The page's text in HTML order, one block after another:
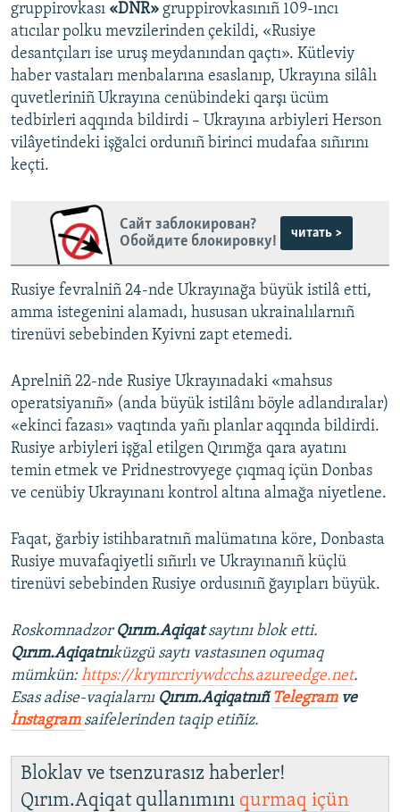
gruppirovkası «DNR» gruppirovkasınıñ 109-ıncı
atıcılar polku mevzilerinden çekildi, «Rusiye
desantçıları ise uruş meydanından qaçtı». Kütleviy
haber vastaları menbalarına esaslanıp, Ukrayına silâlı
quvetleriniñ Ukrayına cenübindeki qarşı ücüm
tedbirleri aqqında bildirdi – Ukrayına arbiyleri Herson
vilâyetindeki işğalci ordunıñ birinci mudafaa sıñırını
keçti.
Сайт заблокирован?
Обойдите блокировку!
читать >
Rusiye fevralniñ 24-nde Ukrayınağa büyük istilâ etti,
amma istegenini alamadı, hususan ukrainalılarnıñ
tirenüvi sebebinden Kyivni zapt etemedi.
Aprelniñ 22-nde Rusiye Ukrayınadaki «mahsus
operatsiyanıñ» (anda büyük istilânı böyle adlandıralar)
«ekinci fazası» vaqtında yañı planlar aqqında bildirdi.
Rusiye arbiyleri işğal etilgen Qırımğa qara ayatını
temin etmek ve Pridnestrovyege çıqmaq içün Donbas
ve cenübiy Ukrayınanı kontrol altına almağa niyetlene.
Faqat, ğarbiy istihbaratnıñ malümatına köre, Donbasta
Rusiye muvafaqiyetli sıñırlı ve Ukrayınanıñ küçlü
tirenüvi sebebinden Rusiye ordusınıñ ğayıpları büyük.
Roskomnadzor Qırım.Aqiqatsaytını blok etti.
Qırım.Aqiqatnıküzgü saytı vastasınen oqumaq
mümkün:https://krymrcriywdcchs.azureedge.net.
Esas adise-vaqialarnı Qırım.Aqiqatnıñ Telegramve
İnstagram saifelerinden taqip etiñiz.
Bloklav ve tsenzurasız haberler!
Qırım.Aqiqat qullanımını qurmaq içün